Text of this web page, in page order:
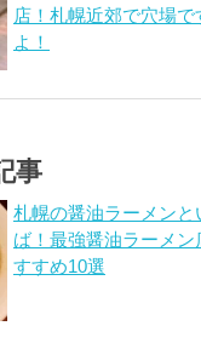
店！札幌近郊で穴場で
よ！
事
札幌の醤油ラーメンと
ば！最強醤油ラーメン
すすめ10選